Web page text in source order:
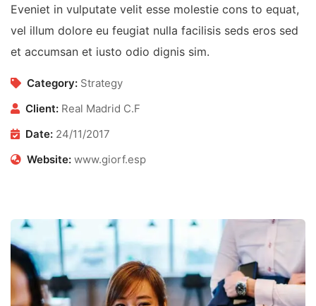
Eveniet in vulputate velit esse molestie cons to equat,
vel illum dolore eu feugiat nulla facilisis seds eros sed
et accumsan et iusto odio dignis sim.
Category: Strategy
Client: Real Madrid C.F
Date: 24/11/2017
Website: www.giorf.esp